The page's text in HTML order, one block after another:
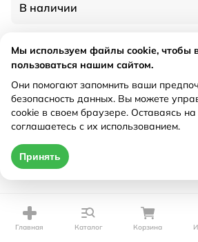
В наличии
Характеристики
Рецепт Не
Цена действительна только при
Главная Каталог Корзина
Мы используем файлы cookie, чтобы
пользоваться нашим сайтом.
Они помогают запомнить ваши
безопасность данных. Вы можете
cookie в своем браузере. Оставаясь
соглашаетесь с их использованием.
Принять